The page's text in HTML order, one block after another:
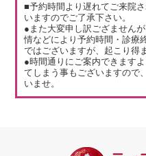
■予約時間より遅れてご来院
いますのでご了承下さい。
●また大変申し訳ござません
情などにより予約時間・診療
ではございますが、起こり得
●時間通りにご案内できます
てしまう事もございますので
いませ。